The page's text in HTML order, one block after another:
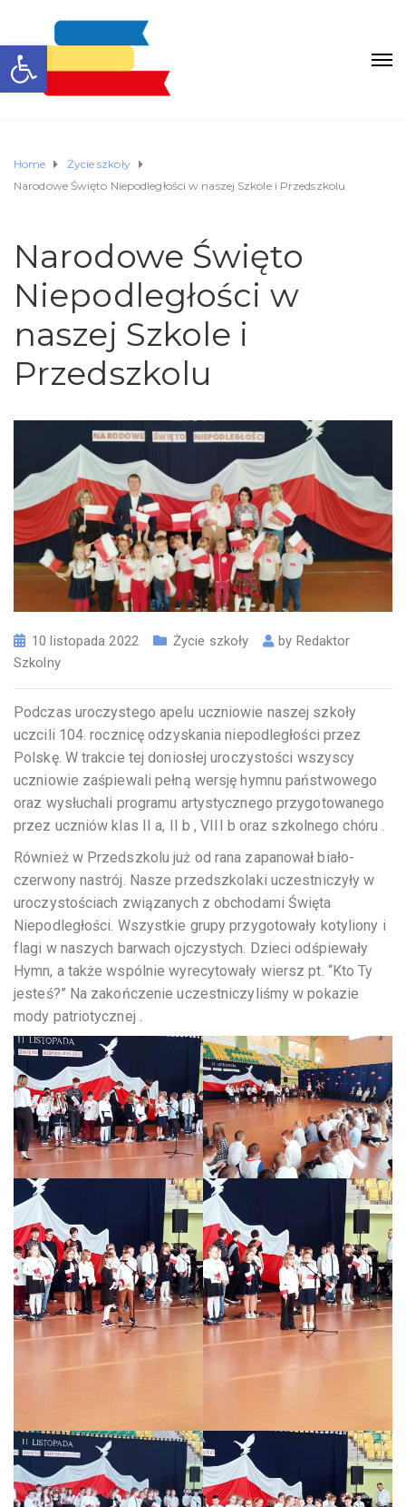
Otwórz pasek narzędzi
Home
Życie szkoły
Narodowe Święto Niepodległości w naszej Szkole i Przedszkolu
Narodowe Święto
Niepodległości w
naszej Szkole i
Przedszkolu
10 listopada 2022 Życie szkoły by Redaktor
Szkolny
Podczas uroczystego apelu uczniowie naszej szkoły
uczcili 104. rocznicę odzyskania niepodległości przez
Polskę. W trakcie tej doniosłej uroczystości wszyscy
uczniowie zaśpiewali pełną wersję hymnu państwowego
oraz wysłuchali programu artystycznego przygotowanego
przez uczniów klas II a, II b , VIII b oraz szkolnego chóru .
Również w Przedszkolu już od rana zapanował biało-
czerwony nastrój. Nasze przedszkolaki uczestniczyły w
uroczystościach związanych z obchodami Święta
Niepodległości. Wszystkie grupy przygotowały kotyliony i
flagi w naszych barwach ojczystych. Dzieci odśpiewały
Hymn, a także wspólnie wyrecytowały wiersz pt. “Kto Ty
jesteś?” Na zakończenie uczestniczyliśmy w pokazie
mody patriotycznej .